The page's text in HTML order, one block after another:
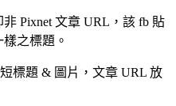
Pixnet 文章 URL，該 fb 貼
之標題。
標題 & 圖片，文章 URL 放